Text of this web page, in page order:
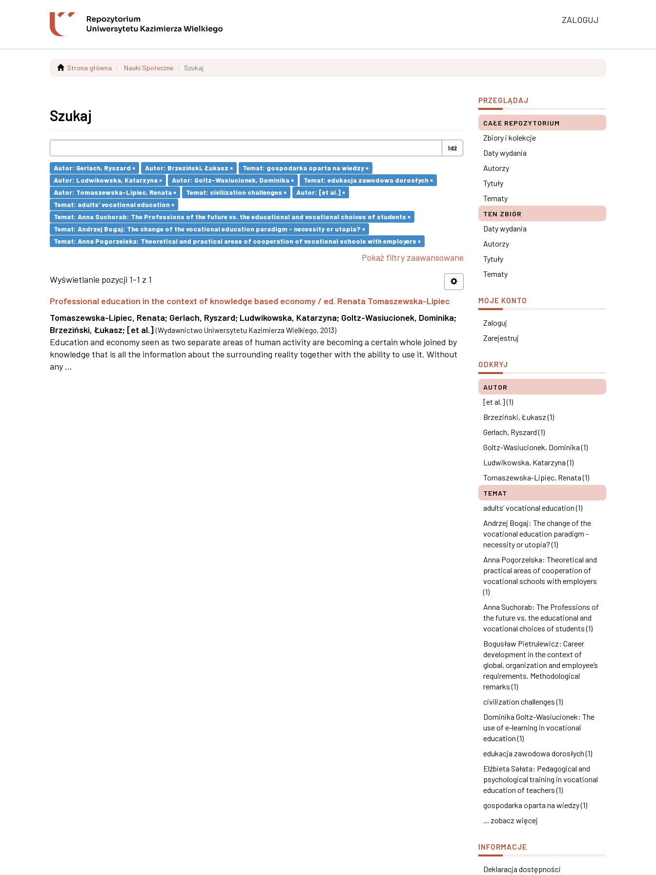
ZALOGUJ
Strona główna Nauki Społeczne Szukaj
Szukaj
Idź
Autor: Gerlach, Ryszard × Autor: Brzeziński, Łukasz ×
Temat: gospodarka oparta na wiedzy ×
Autor: Ludwikowska, Katarzyna ×
Autor: Goltz-Wasiucionek, Dominika ×
Temat: edukacja zawodowa dorosłych ×
Autor: Tomaszewska-Lipiec, Renata ×
Temat: civilization challenges ×
Autor: [et al.] ×
Temat: adults’ vocational education ×
Temat: Anna Suchorab: The Professions of the future vs. the educational and vocational choices of students ×
Temat: Andrzej Bogaj: The change of the vocational education paradigm - necessity or utopia? ×
Temat: Anna Pogorzelska: Theoretical and practical areas of cooperation of vocational schools with employers ×
Pokaż filtry zaawansowane
Wyświetlanie pozycji 1-1 z 1
Professional education in the context of knowledge based economy / ed. Renata Tomaszewska-Lipiec
Tomaszewska-Lipiec, Renata; Gerlach, Ryszard; Ludwikowska, Katarzyna; Goltz-Wasiucionek, Dominika;
Brzeziński, Łukasz; [et al.] (Wydawnictwo Uniwersytetu Kazimierza Wielkiego, 2013)
Education and economy seen as two separate areas of human activity are becoming a certain whole joined by
knowledge that is all the information about the surrounding reality together with the ability to use it. Without
any ...
PRZEGLĄDAJ
CAŁE REPOZYTORIUM
Zbiory i kolekcje
Daty wydania
Autorzy
Tytuły
Tematy
TEN ZBIÓR
Daty wydania
Autorzy
Tytuły
Tematy
MOJE KONTO
Zaloguj
Zarejestruj
ODKRYJ
AUTOR
[et al.] (1)
Brzeziński, Łukasz (1)
Gerlach, Ryszard (1)
Goltz-Wasiucionek, Dominika (1)
Ludwikowska, Katarzyna (1)
Tomaszewska-Lipiec, Renata (1)
TEMAT
adults’ vocational education (1)
Andrzej Bogaj: The change of the
vocational education paradigm -
necessity or utopia? (1)
Anna Pogorzelska: Theoretical and
practical areas of cooperation of
vocational schools with employers
(1)
Anna Suchorab: The Professions of
the future vs. the educational and
vocational choices of students (1)
Bogusław Pietrulewicz: Career
development in the context of
global, organization and employee’s
requirements. Methodological
remarks (1)
civilization challenges (1)
Dominika Goltz-Wasiucionek: The
use of e-learning in vocational
education (1)
edukacja zawodowa dorosłych (1)
Elżbieta Sałata: Pedagogical and
psychological training in vocational
education of teachers (1)
gospodarka oparta na wiedzy (1)
... zobacz więcej
INFORMACJE
Deklaracja dostępności